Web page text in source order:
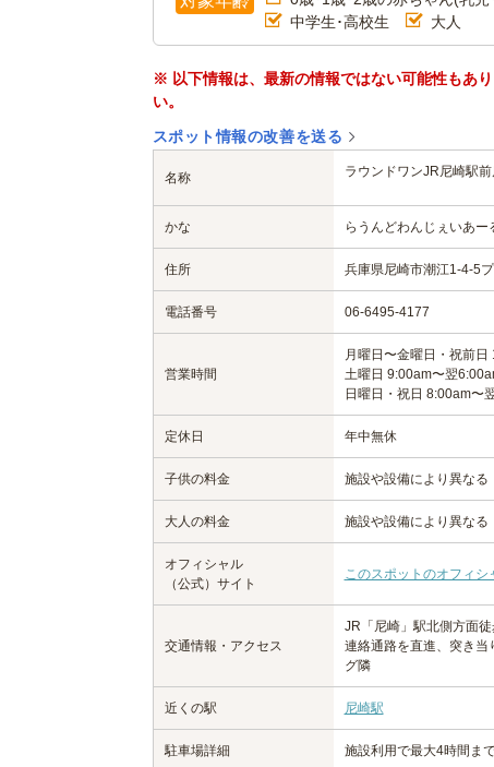
中学生･高校生
大人
※ 以下情報は、最新の情報ではない可能性もあ
い。
スポット情報の改善を送る
名称 ラウンドワンJR尼崎駅前
かな らうんどわんじぇいあ
住所 兵庫県尼崎市潮江1-4-5
電話番号 06-6495-4177
営業時間
月曜日〜金曜日・祝前
土曜日 9:00am〜翌
日曜日・祝日 8:00am〜
定休日 年中無休
子供の料金 施設や設備により異なる
大人の料金 施設や設備により異なる
オフィシャル
（公式）サイト
このスポットのオフィシ
交通情報・アクセス
JR「尼崎」駅北側方面
連絡通路を直進、突き当
グ隣
近くの駅 尼崎駅
駐車場詳細 施設利用で最大4時間ま